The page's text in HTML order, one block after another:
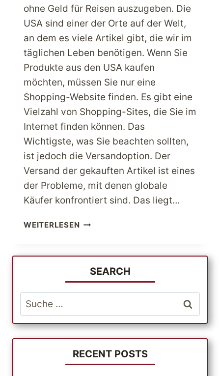
ohne Geld für Reisen auszugeben. Die
USA sind einer der Orte auf der Welt,
an dem es viele Artikel gibt, die wir im
täglichen Leben benötigen. Wenn Sie
Produkte aus den USA kaufen
möchten, müssen Sie nur eine
Shopping-Website finden. Es gibt eine
Vielzahl von Shopping-Sites, die Sie im
Internet finden können. Das
Wichtigste, was Sie beachten sollten,
ist jedoch die Versandoption. Der
Versand der gekauften Artikel ist eines
der Probleme, mit denen globale
Käufer konfrontiert sind. Das liegt…
WEITERLESENEINKAUFEN
USA
GANZ
BEQUEM
VON
HAUSE
AUS!
SEARCH
Suche
nach:
RECENT POSTS